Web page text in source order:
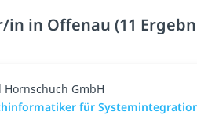
in Offenau (11
Hornschuch GmbH
für